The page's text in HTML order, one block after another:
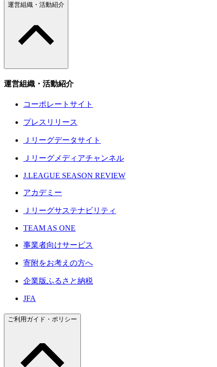
運営組織・活動紹介
運営組織・活動紹介
コーポレートサイト
プレスリリース
Ｊリーグデータサイト
Ｊリーグメディアチャンネル
J.LEAGUE SEASON REVIEW
アカデミー
Ｊリーグサステナビリティ
TEAM AS ONE
事業者向けサービス
寄附をお考えの方へ
企業版ふるさと納税
JFA
ご利用ガイド・ポリシー